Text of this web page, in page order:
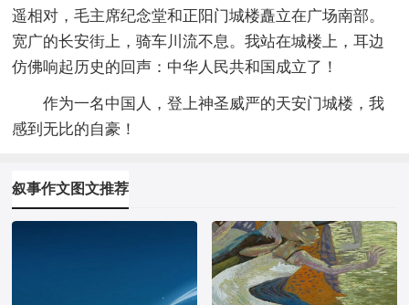
遥相对，毛主席纪念堂和正阳门城楼矗立在广场南部。
宽广的长安街上，骑车川流不息。我站在城楼上，耳边
仿佛响起历史的回声：中华人民共和国成立了！
作为一名中国人，登上神圣威严的天安门城楼，我
感到无比的自豪！
叙事作文图文推荐